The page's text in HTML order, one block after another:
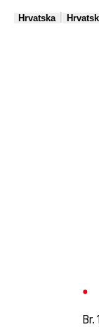
Hrvatska
Br.